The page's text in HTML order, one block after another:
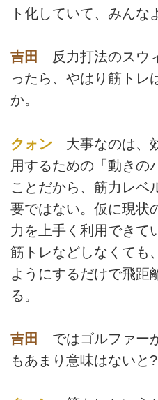
ト化していて、みんな
吉田
反力打法のスウ
ったら、やはり筋トレ
か。
クォン 大事なのは、
用するための「動きの
ことだから、筋力レベ
要ではない。仮に現状
力を上手く利用できて
筋トレなどしなくても
ようにするだけで飛距
る。
吉田
ではゴルファー
もあまり意味はないと?